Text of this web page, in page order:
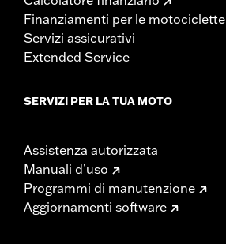
Finanziamenti per le motociclette
Servizi assicurativi
Extended Service
SERVIZI PER LA TUA MOTO
Assistenza autorizzata
Manuali d’uso
Programmi di manutenzione
Aggiornamenti software